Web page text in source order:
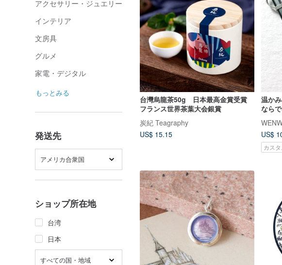
アクセサリー・ジュエリー
インテリア
文房具
グルメ
家電・デジタル
もっとみる
発送先
アメリカ合衆国
ショップ所在地
台湾
日本
すべての国・地域
台灣烏龍茶50g 日本最高金賞受賞
フランス世界茶葉大会銀賞
炭紀 Teagraphy
US$ 15.15
温か
なら
US$
カス